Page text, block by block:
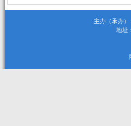
主办（承办
地址